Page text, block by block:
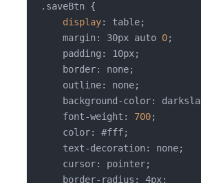
.saveBtn {
display: table;
    margin: 30px auto
0;
    font-weight:
700;